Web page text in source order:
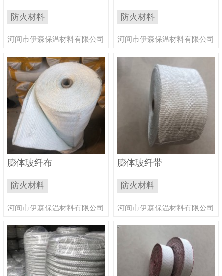
防火材料
河间市伊森保温材料有限公司
防火材料
河间市伊森保温材料有限公司
膨体玻纤布
防火材料
河间市伊森保温材料有限公司
膨体玻纤带
防火材料
河间市伊森保温材料有限公司